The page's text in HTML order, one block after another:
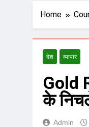
Home
देश व्यापार
Gold
के
Admin